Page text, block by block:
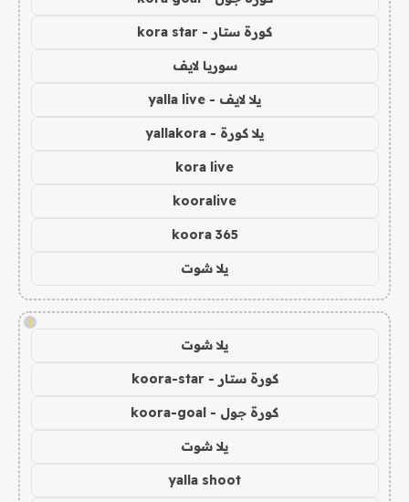
كورة ستار - kora star
سوريا لايف
يلا لايف - yalla live
يلا كورة - yallakora
kora live
kooralive
koora 365
يلا شوت
!
يلا شوت
كورة ستار - koora-star
كورة جول - koora-goal
يلا شوت
yalla shoot